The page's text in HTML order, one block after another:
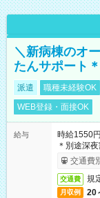
＼新病棟のオ
たんサポート
派遣 職種未経験OK
WEB登録・面接OK
給与
時給1550
＊別途深
交通費
交通費 規
月収例 20